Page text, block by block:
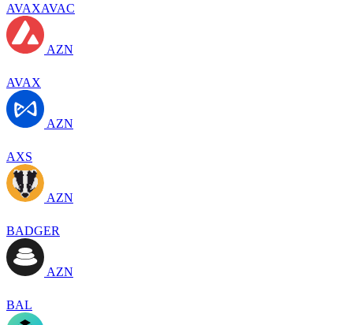
AVAXAVAC
AZN
AVAX
AZN
AXS
AZN
BADGER
AZN
BAL